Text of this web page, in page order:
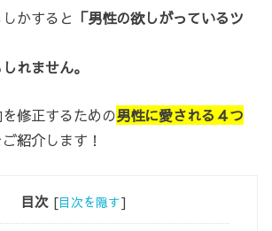
かすると 「男性の欲しがっているツ
れません。
修正するための男性に愛される４つ
ご紹介します！
目次 [目次を隠す]